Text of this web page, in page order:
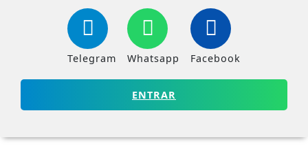
Telegram Whatsapp Facebook
ENTRAR